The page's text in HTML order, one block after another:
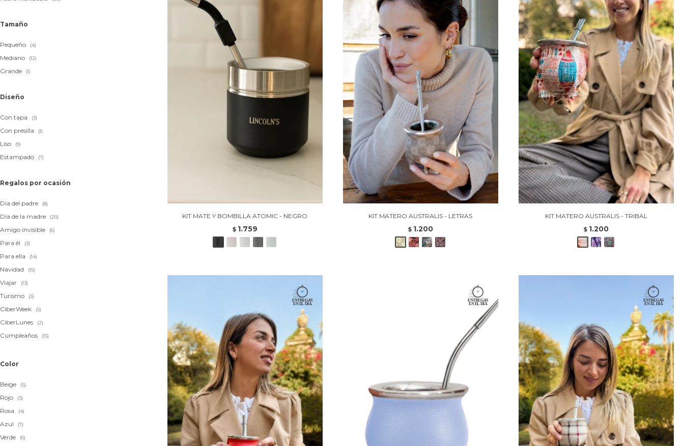
KIT MATE Y BOMBILLA ATOMIC - NEGRO
$ 1.759
KIT MATERO AUSTRALIS - LETRAS
$ 1.200
KIT MATERO AUSTRALIS - TRIBAL
$ 1.200
Tamaño
Pequeño (4)
Mediano (12)
Grande (1)
Diseño
Con tapa (3)
Con presilla (1)
Liso (9)
Estampado (7)
Regalos por ocasión
Día del padre (8)
Día de la madre (20)
Amigo invisible (6)
Para él (3)
Para ella (14)
Navidad (15)
Viajar (13)
Turismo (3)
CiberWeek (5)
CiberLunes (2)
Cumpleaños (15)
Color
Beige (5)
Rojo (3)
Rosa (4)
Azul (7)
Verde (6)